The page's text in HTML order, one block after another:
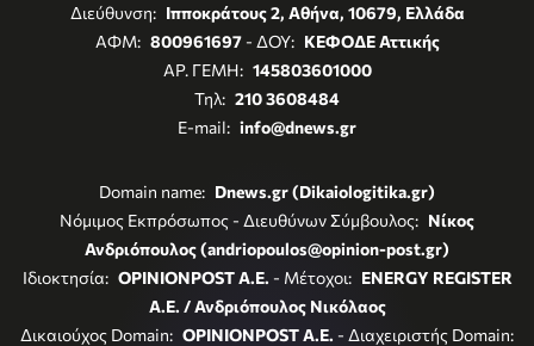
Διεύθυνση: Ιπποκράτους 2, Αθήνα, 10679, Ελλάδα
ΑΦΜ: 800961697- ΔΟΥ: ΚΕΦΟΔΕ Αττικής
ΑΡ. ΓΕΜΗ: 145803601000
Τηλ: 210 3608484
E-mail: info@dnews.gr
Domain name: Dnews.gr (Dikaiologitika.gr)
Νόμιμος Εκπρόσωπος - Διευθύνων Σύμβουλος: Νίκος
Ανδριόπουλος (andriopoulos@opinion-post.gr)
Ιδιοκτησία: OPINIONPOST A.E. - Μέτοχοι: ENERGY REGISTER
Α.Ε. / Ανδριόπουλος Νικόλαος
Δικαιούχος Domain: OPINIONPOST A.E. - Διαχειριστής Domain: